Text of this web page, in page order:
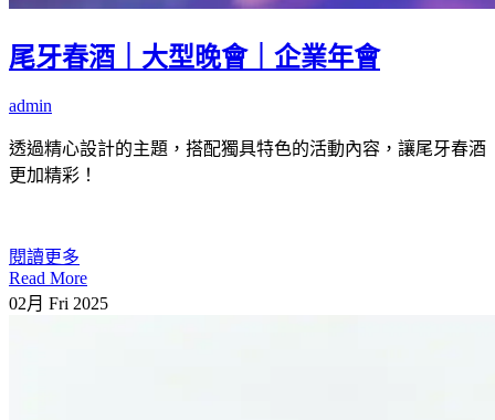
尾牙春酒｜大型晚會｜企業年會
admin
透過精心設計的主題，搭配獨具特色的活動內容，讓尾牙春酒
更加精彩！
閱讀更多
Read More
02月 Fri 2025